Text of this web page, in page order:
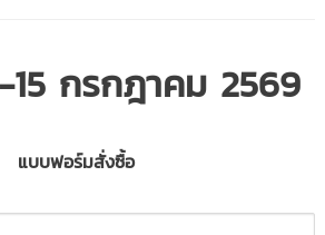
15 กรกฎาคม 2569
แบบฟอร์มสั่งซื้อ